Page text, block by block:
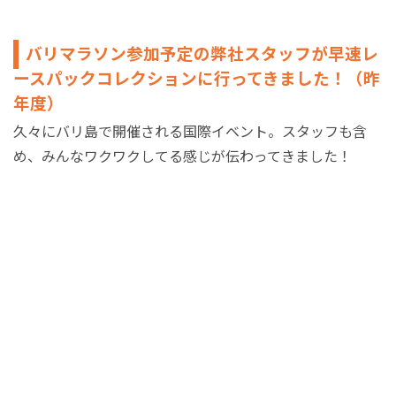
バリマラソン参加予定の弊社スタッフが早速レ
ースパックコレクションに行ってきました！（昨
年度）
久々にバリ島で開催される国際イベント。スタッフも含
め、みんなワクワクしてる感じが伝わってきました！